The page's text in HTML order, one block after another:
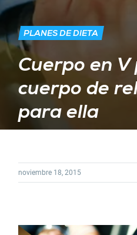
PLANES DE DIETA
Cuerpo en V
cuerpo de
para ella
noviembre 18, 2015